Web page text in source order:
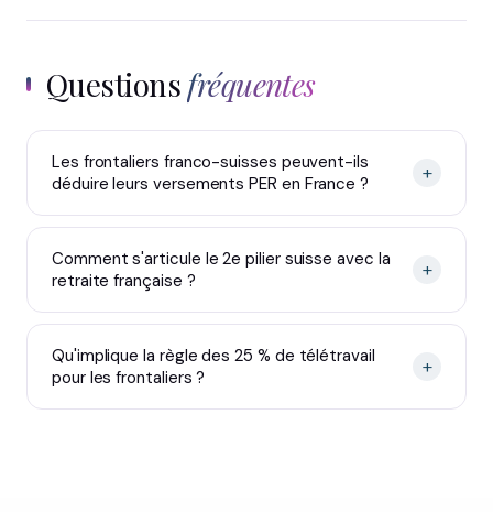
Questionsfréquentes
Les frontaliers franco-suisses peuvent-ils
déduire leurs versements PER en France ?
+
Comment s'articule le 2e pilier suisse avec la
retraite française ?
+
Qu'implique la règle des 25 % de télétravail
pour les frontaliers ?
+